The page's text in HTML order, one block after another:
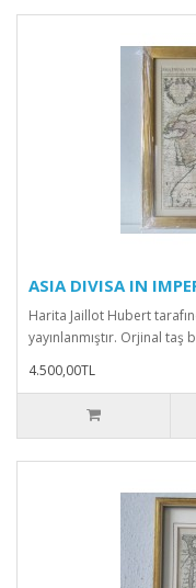
ASIA DIVISA IN
Harita Jaillot Hubert
yayınlanmıştır. Orjinal taş
4.500,00TL